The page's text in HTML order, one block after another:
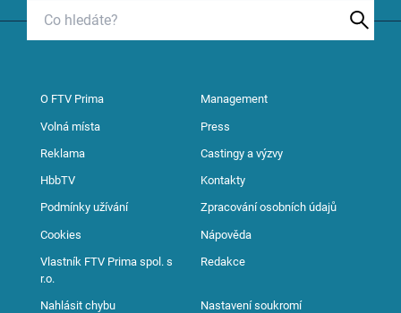
O FTV Prima Management
Volná místa Press
Reklama Castingy a výzvy
HbbTV Kontakty
Podmínky užívání Zpracování osobních údajů
Cookies Nápověda
Vlastník FTV Prima spol. s
r.o.
Redakce
Nahlásit chybu Nastavení soukromí